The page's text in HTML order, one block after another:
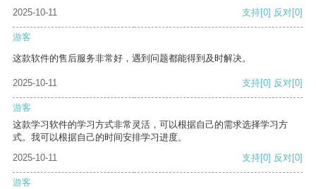
2025-10-11 支持[0] 反对[0]
游客
这款软件的售后服务非常好，遇到问题都能得到及时解决。
2025-10-11 支持[0] 反对[0]
游客
这款学习软件的学习方式非常灵活，可以根据自己的需求选择学习方
式。我可以根据自己的时间安排学习进度。
2025-10-11
支持[0] 反对[0]
游客